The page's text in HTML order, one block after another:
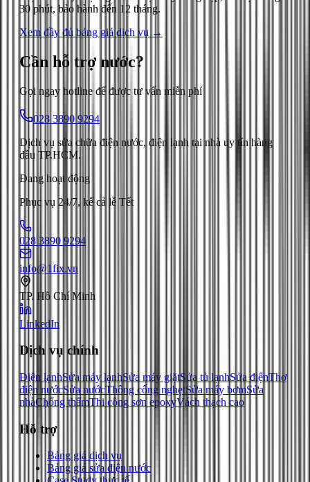
30 phút, bảo hành đến 12 tháng.
Xem đầy đủ bảng giá dịch vụ →
Cần hỗ trợ nước?
Gọi ngay hotline để được tư vấn miễn phí
028 3890 9294
Dịch vụ sửa chữa điện nước, điện lạnh tại nhà uy tín hàng
đầu TP.HCM.
Đang hoạt động
Phục vụ 24/7, kể cả lễ Tết
028 3890 9294
info@1fix.vn
TP. Hồ Chí Minh
LinkedIn
Dịch vụ chính
Điện lạnhSửa máy lạnhSửa máy giặtSửa tủ lạnhSửa điệnThợ
điện nướcSửa nướcThông cống nghẹtSửa máy bơmSửa
nhàChống thấmThi công sơn epoxyVách thạch cao
Hỗ trợ
Bảng giá dịch vụ
Bảng giá sửa điện nước